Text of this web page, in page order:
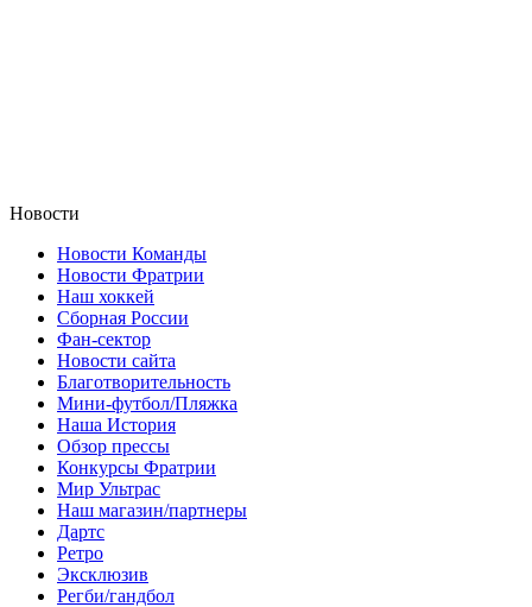
Новости
Новости Команды
Новости Фратрии
Наш хоккей
Сборная России
Фан-cектор
Новости сайта
Благотворительность
Мини-футбол/Пляжка
Наша История
Обзор прессы
Конкурсы Фратрии
Мир Ультрас
Наш магазин/партнеры
Дартс
Ретро
Эксклюзив
Регби/гандбол